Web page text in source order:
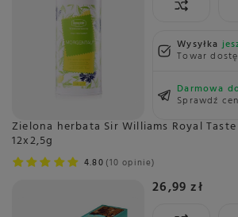
Wysyłka
Towar
Darmowa
Sprawdź
Zielona herbata Sir Williams Royal
12x2,5g
4.80 10 opinie
26,99 zł